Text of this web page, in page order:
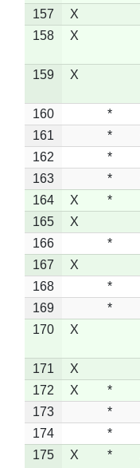
157
X
158
X
159 X
160 *
161
*
162
*
163
*
164
X *
165
X
166
*
167
X
168
*
169
*
170
X
171 X
172
X *
173
*
174
*
175
X *